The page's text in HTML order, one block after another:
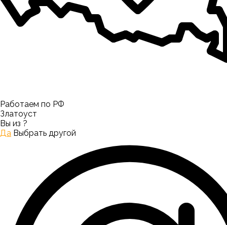
Работаем по РФ
Златоуст
Вы из ?
Да Выбрать другой